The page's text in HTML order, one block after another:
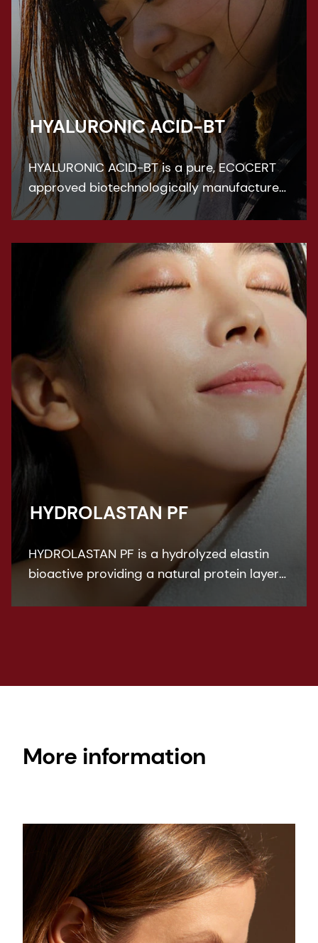
HYALURONIC ACID-BT
HYALURONIC ACID-BT is a pure, ECOCERT
approved biotechnologically manufactured
skin bioactive that perfectly moisturizes
elasticity and freshness.
HYDROLASTAN PF
HYDROLASTAN PF is a hydrolyzed elastin
bioactive providing a natural protein layer
of protection against environmental
More information